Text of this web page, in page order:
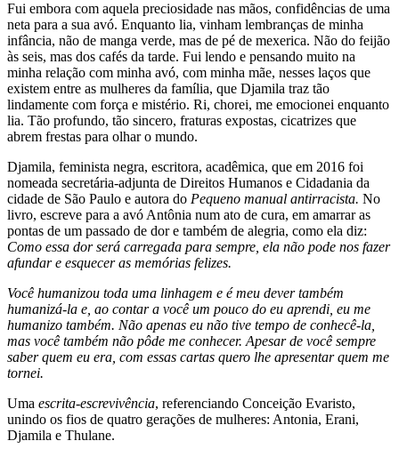
Fui embora com aquela preciosidade nas mãos, confidências de uma
neta para a sua avó. Enquanto lia, vinham lembranças de minha
infância, não de manga verde, mas de pé de mexerica. Não do feijão
às seis, mas dos cafés da tarde. Fui lendo e pensando muito na
minha relação com minha avó, com minha mãe, nesses laços que
existem entre as mulheres da família, que Djamila traz tão
lindamente com força e mistério. Ri, chorei, me emocionei enquanto
lia. Tão profundo, tão sincero, fraturas expostas, cicatrizes que
abrem frestas para olhar o mundo.
Djamila, feminista negra, escritora, acadêmica, que em 2016 foi
nomeada secretária-adjunta de Direitos Humanos e Cidadania da
cidade de São Paulo e autora do Pequeno manual antirracista. No
livro, escreve para a avó Antônia num ato de cura, em amarrar as
pontas de um passado de dor e também de alegria, como ela diz:
Como essa dor será carregada para sempre, ela não pode nos fazer
afundar e esquecer as memórias felizes.
Você humanizou toda uma linhagem e é meu dever também
humanizá-la e, ao contar a você um pouco do eu aprendi, eu me
humanizo também. Não apenas eu não tive tempo de conhecê-la,
mas você também não pôde me conhecer. Apesar de você sempre
saber quem eu era, com essas cartas quero lhe apresentar quem me
tornei.
Uma escrita-escrevivência, referenciando Conceição Evaristo,
unindo os fios de quatro gerações de mulheres: Antonia, Erani,
Djamila e Thulane.